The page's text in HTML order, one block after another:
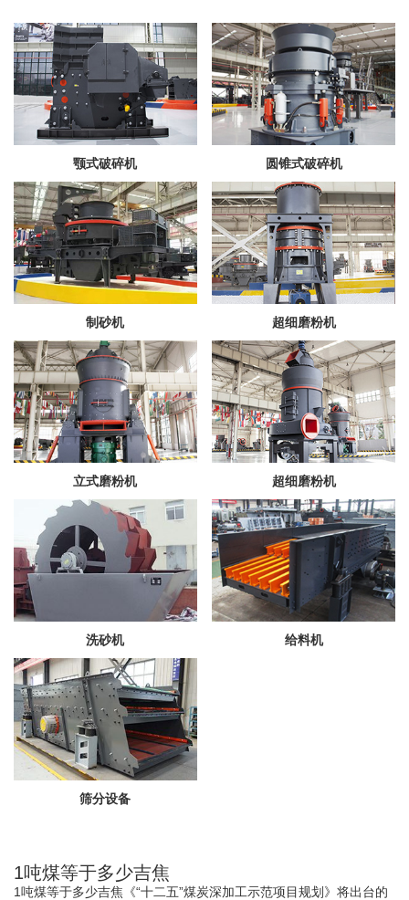
颚式破碎机 圆锥式破碎机
制砂机 超细磨粉机
立式磨粉机 超细磨粉机
洗砂机 给料机
筛分设备
1吨煤等于多少吉焦
1吨煤等于多少吉焦《“十二五”煤炭深加工示范项目规划》将出台的